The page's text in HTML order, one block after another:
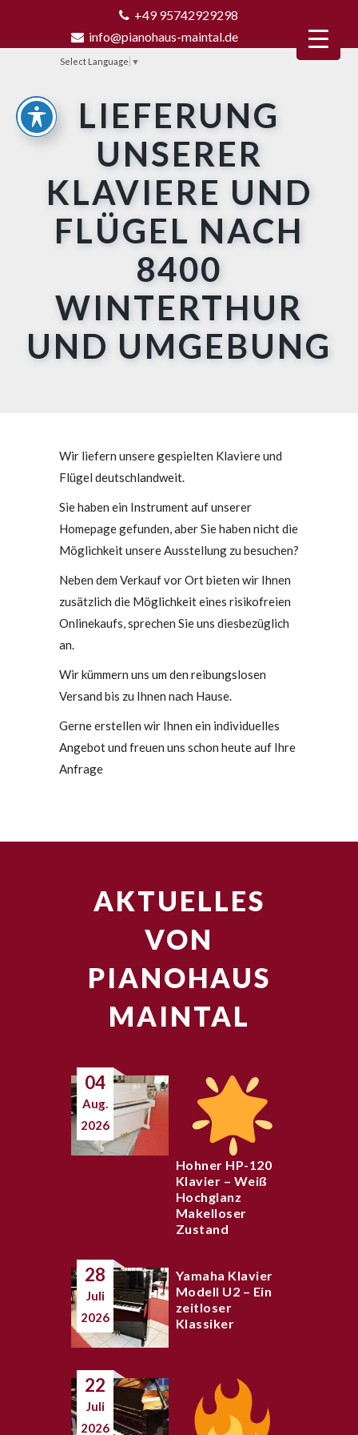
+49 95742929298
info@pianohaus-maintal.de
Select Language ▼
LIEFERUNG
UNSERER
KLAVIERE UND
FLÜGEL NACH
8400
WINTERTHUR
UND UMGEBUNG
Wir liefern unsere gespielten Klaviere und
Flügel deutschlandweit.
Sie haben ein Instrument auf unserer
Homepage gefunden, aber Sie haben nicht die
Möglichkeit unsere Ausstellung zu besuchen?
Neben dem Verkauf vor Ort bieten wir Ihnen
zusätzlich die Möglichkeit eines risikofreien
Onlinekaufs, sprechen Sie uns diesbezüglich
an.
Wir kümmern uns um den reibungslosen
Versand bis zu Ihnen nach Hause.
Gerne erstellen wir Ihnen ein individuelles
Angebot und freuen uns schon heute auf Ihre
Anfrage
AKTUELLES
VON
PIANOHAUS
MAINTAL
04
Aug.
2026
Hohner HP-120
Klavier – Weiß
Hochglanz
Makelloser
Zustand
28
Juli
2026
Yamaha Klavier
Modell U2 – Ein
zeitloser
Klassiker
22
Juli
2026